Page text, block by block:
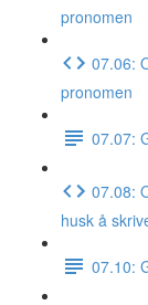
pronomen
07.06:
pronomen
07.07:
07.08:
husk å
07.10: